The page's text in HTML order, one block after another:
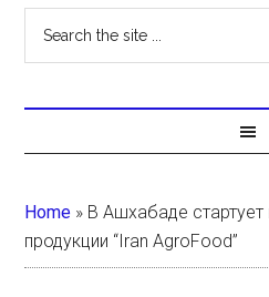
Home » В Ашхабаде
продукции “Iran AgroFood”